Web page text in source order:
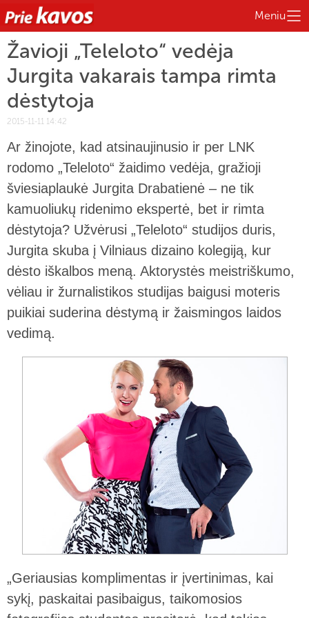
Meniu
Žavioji „Teleloto“ vedėja
Jurgita vakarais tampa rimta
dėstytoja
2015-11-11 14:42
Ar žinojote, kad atsinaujinusio ir per LNK
rodomo „Teleloto“ žaidimo vedėja, gražioji
šviesiaplaukė Jurgita Drabatienė – ne tik
kamuoliukų ridenimo ekspertė, bet ir rimta
dėstytoja? Užvėrusi „Teleloto“ studijos duris,
Jurgita skuba į Vilniaus dizaino kolegiją, kur
dėsto iškalbos meną. Aktorystės meistriškumo,
vėliau ir žurnalistikos studijas baigusi moteris
puikiai suderina dėstymą ir žaismingos laidos
vedimą.
„Geriausias komplimentas ir įvertinimas, kai
sykį, paskaitai pasibaigus, taikomosios